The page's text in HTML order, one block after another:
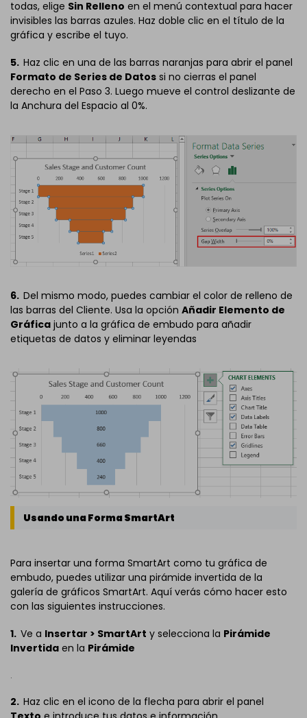
todas, elige Sin Relleno en el menú contextual para hacer
invisibles las barras azules. Haz doble clic en el título de la
gráfica y escribe el tuyo.
5. Haz clic en una de las barras naranjas para abrir el panel
Formato de Series de Datos si no cierras el panel
derecho en el Paso 3. Luego mueve el control deslizante de
la Anchura del Espacio al 0%.
6. Del mismo modo, puedes cambiar el color de relleno de
las barras del Cliente. Usa la opción Añadir Elemento de
Gráfica junto a la gráfica de embudo para añadir
etiquetas de datos y eliminar leyendas
Usando una Forma SmartArt
Para insertar una forma SmartArt como tu gráfica de
embudo, puedes utilizar una pirámide invertida de la
galería de gráficos SmartArt. Aquí verás cómo hacer esto
con las siguientes instrucciones.
1. Ve a Insertar > SmartArt y selecciona la Pirámide
Invertida en la Pirámide
.
2. Haz clic en el icono de la flecha para abrir el panel